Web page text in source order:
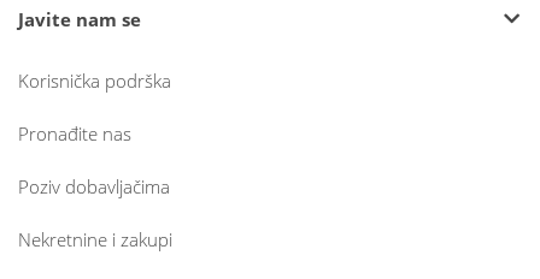
Javite nam se
Korisnička podrška
Pronađite nas
Poziv dobavljačima
Nekretnine i zakupi